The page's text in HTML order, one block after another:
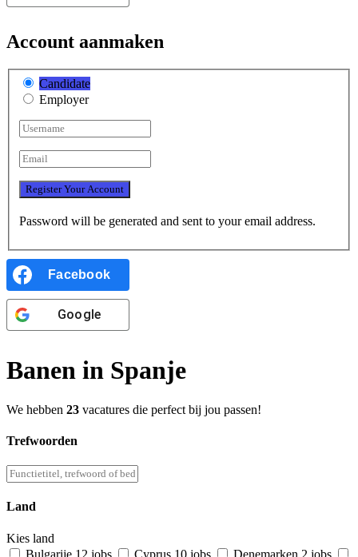
Account aanmaken
Candidate
Employer
Password will be generated and sent to your email address.
Facebook
Google
Banen in Spanje
We hebben 23 vacatures die perfect bij jou passen!
Trefwoorden
Land
Kies land
Bulgarije 12 jobs Cyprus 10 jobs Denemarken 2 jobs